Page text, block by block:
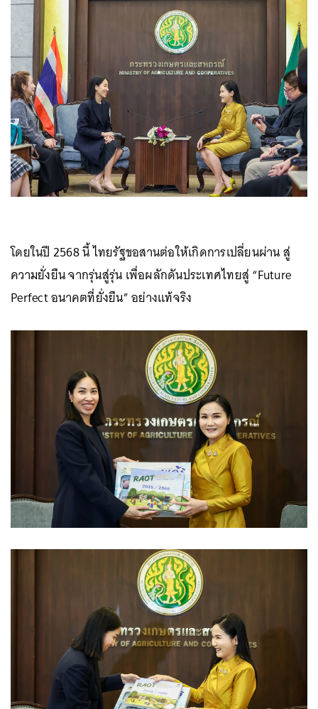
โดยในปี 2568 นี้ ไทยรัฐขอสานต่อให้เกิดการเปลี่ยนผ่าน สู่
ความยั่งยืน จากรุ่นสู่รุ่น เพื่อผลักดันประเทศไทยสู่ “Future
Perfect อนาคตที่ยั่งยืน” อย่างแท้จริง⁣